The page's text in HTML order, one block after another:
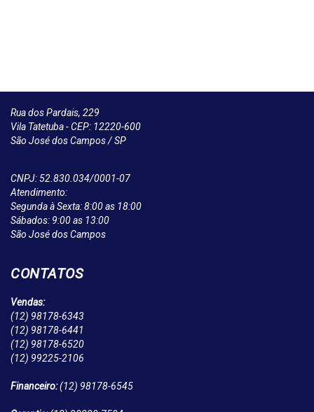
Rua dos Pardais, 229
Vila Tatetuba - CEP: 12220-600
São José dos Campos / SP
CNPJ: 52.830.034/0001-07
Atendimento:
Segunda à Sexta: 8:00 as 18:00
Sábados: 9:00 as 13:00
São José dos Campos
CONTATOS
Vendas:
(12) 98178-6343
(12) 98178-6441
(12) 98178-6520
(12) 99225-2106
Financeiro:(12) 98178-6545